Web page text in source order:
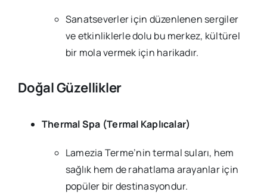
Sanatseverler için düzenlenen sergiler
ve etkinliklerle dolu bu merkez, kültürel
bir mola vermek için harikadır.
Doğal Güzellikler
Thermal Spa (Termal Kaplıcalar)
Lamezia Terme’nin termal suları, hem
sağlık hem de rahatlama arayanlar için
popüler bir destinasyondur.